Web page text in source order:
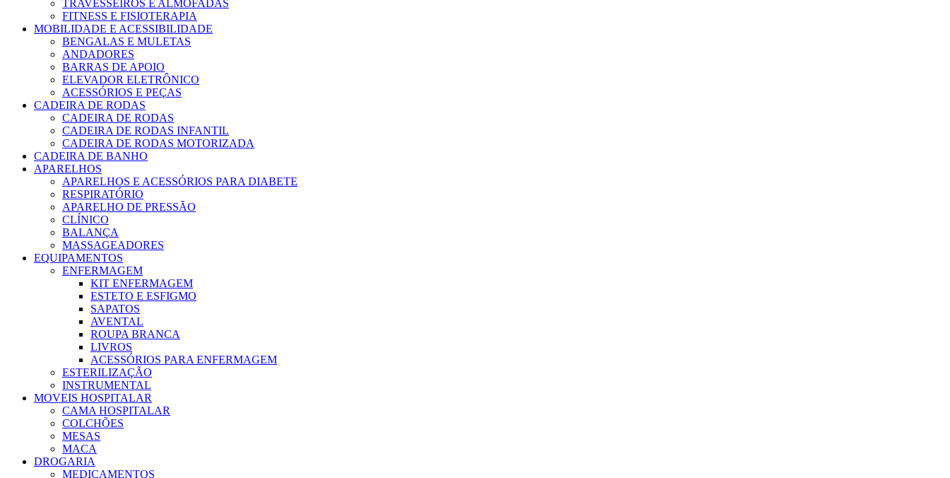
TRAVESSEIROS E ALMOFADAS
FITNESS E FISIOTERAPIA
MOBILIDADE E ACESSIBILIDADE
BENGALAS E MULETAS
ANDADORES
BARRAS DE APOIO
ELEVADOR ELETRÔNICO
ACESSÓRIOS E PEÇAS
CADEIRA DE RODAS
CADEIRA DE RODAS
CADEIRA DE RODAS INFANTIL
CADEIRA DE RODAS MOTORIZADA
CADEIRA DE BANHO
APARELHOS
APARELHOS E ACESSÓRIOS PARA DIABETE
RESPIRATÓRIO
APARELHO DE PRESSÃO
CLÍNICO
BALANÇA
MASSAGEADORES
EQUIPAMENTOS
ENFERMAGEM
KIT ENFERMAGEM
ESTETO E ESFIGMO
SAPATOS
AVENTAL
ROUPA BRANCA
LIVROS
ACESSÓRIOS PARA ENFERMAGEM
ESTERILIZAÇÃO
INSTRUMENTAL
MOVEIS HOSPITALAR
CAMA HOSPITALAR
COLCHÕES
MESAS
MACA
DROGARIA
MEDICAMENTOS